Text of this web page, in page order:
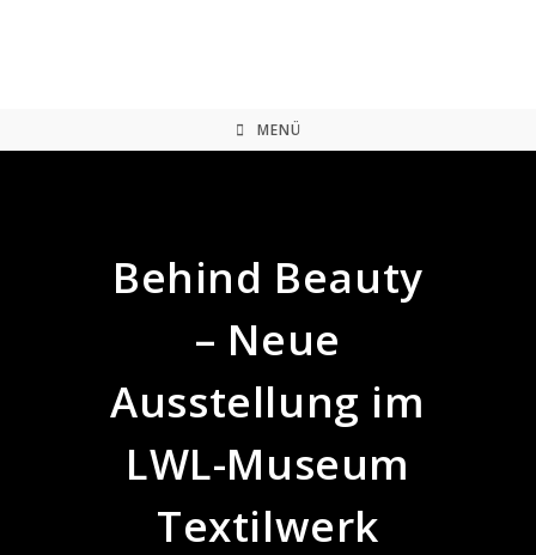
MENÜ
Behind Beauty
– Neue
Ausstellung im
LWL-Museum
Textilwerk